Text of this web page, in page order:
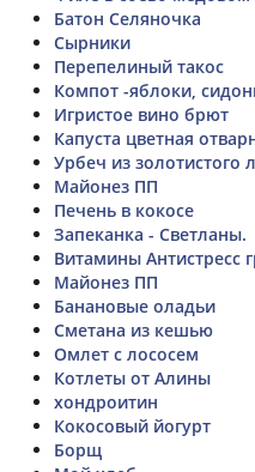
Батон Селяночка
Сырники
Перепелиный такос
Компот -яблоки,
Игристое вино брют
Капуста цветная
Урбеч из золотистого
Майонез ПП
Печень в кокосе
Запеканка - Светланы.
Витамины Антистресс
Майонез ПП
Банановые оладьи
Сметана из кешью
Омлет с лососем
Котлеты от Алины
хондроитин
Кокосовый йогурт
Борщ